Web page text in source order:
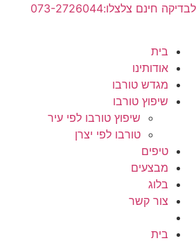
דלג
לבדיקה חינם צלצלו:073-2726044
בית
אודותינו
מגדש טורבו
שיפוץ טורבו
שיפוץ טורבו לפי עיר
טורבו לפי יצרן
טיפים
מבצעים
בלוג
צור קשר
בית